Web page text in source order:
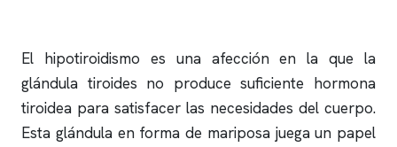
El hipotiroidismo es una afección en la que la
glándula tiroides no produce suficiente hormona
tiroidea para satisfacer las necesidades del cuerpo.
Esta glándula en forma de mariposa juega un papel